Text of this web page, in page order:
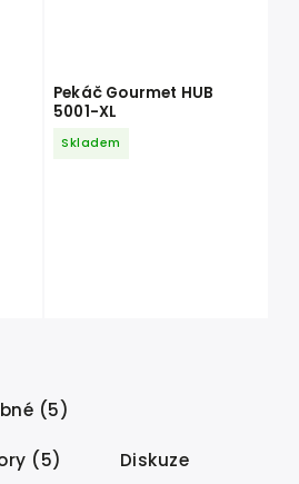
Pekáč Gourmet HUB
5001-XL
Skladem
(5)
(5) Diskuze